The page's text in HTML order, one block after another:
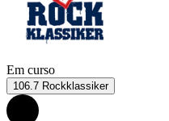
Em curso
106.7 Rockklassiker